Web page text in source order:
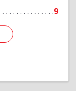
9